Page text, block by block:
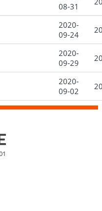
08-31
2020-
09-24
2020-
09-29
2020-
09-02